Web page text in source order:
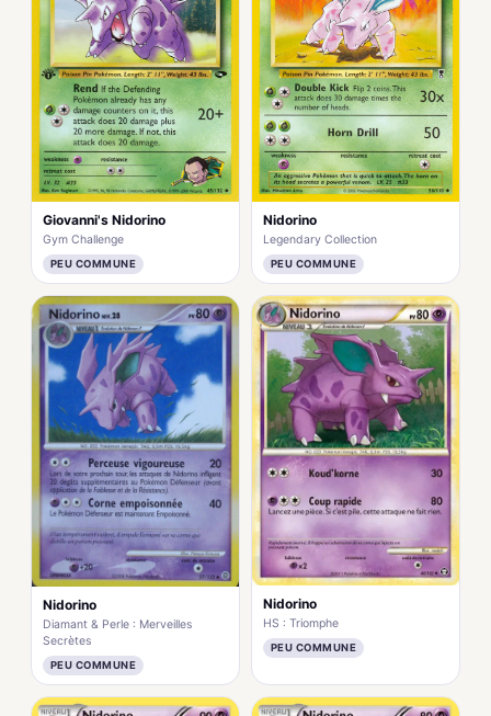
Giovanni's Nidorino
Gym Challenge
PEU COMMUNE
Nidorino
Legendary Collection
PEU COMMUNE
Nidorino
Diamant & Perle : Merveilles
Secrètes
PEU COMMUNE
Nidorino
HS : Triomphe
PEU COMMUNE